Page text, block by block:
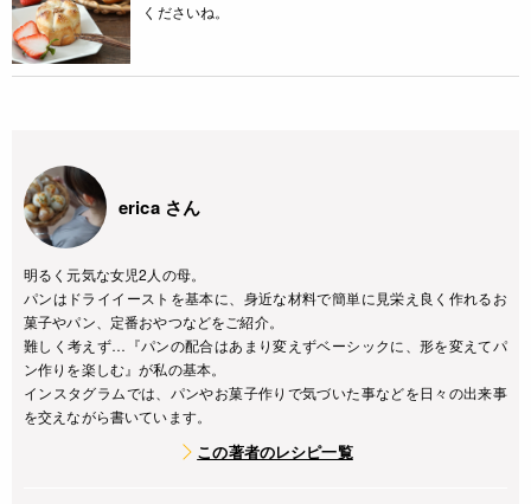
くださいね。
erica さん
明るく元気な女児2人の母。
パンはドライイーストを基本に、身近な材料で簡単に見栄え良く作れるお
菓子やパン、定番おやつなどをご紹介。
難しく考えず…『パンの配合はあまり変えずベーシックに、形を変えてパ
ン作りを楽しむ』が私の基本。
インスタグラムでは、パンやお菓子作りで気づいた事などを日々の出来事
を交えながら書いています。
この著者のレシピ一覧